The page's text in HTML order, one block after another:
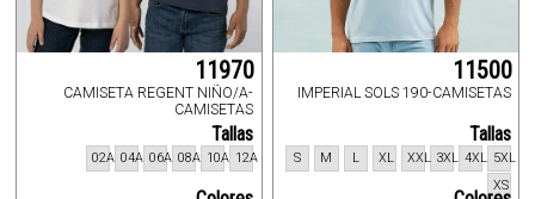
11970
CAMISETA REGENT NIÑO/A-
CAMISETAS
Tallas
12A
10A
08A
06A
04A
02A
11500
IMPERIAL SOLS 190-CAMISETAS
Tallas
5XL
4XL
3XL
XXL
XL
L
M
S
XS